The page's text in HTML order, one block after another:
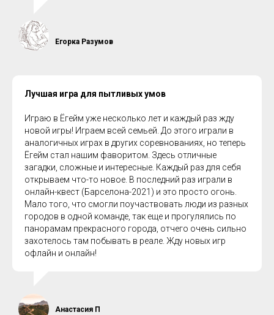
Егорка Разумов
Лучшая игра для пытливых умов
Играю в Ёгейм уже несколько лет и каждый раз жду
новой игры! Играем всей семьей. До этого играли в
аналогичных играх в других соревнованиях, но теперь
Ёгейм стал нашим фаворитом. Здесь отличные
загадки, сложные и интересные. Каждый раз для себя
открываем что-то новое. В последний раз играли в
онлайн-квест (Барселона-2021) и это просто огонь.
Мало того, что смогли поучаствовать люди из разных
городов в одной команде, так еще и прогулялись по
панорамам прекрасного города, отчего очень сильно
захотелось там побывать в реале. Жду новых игр
офлайн и онлайн!
Анастасия П